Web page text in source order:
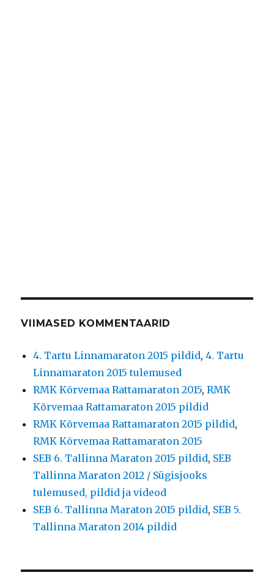
VIIMASED KOMMENTAARID
4. Tartu Linnamaraton 2015 pildid,4. Tartu
Linnamaraton 2015 tulemused
RMK Kõrvemaa Rattamaraton 2015,RMK
Kõrvemaa Rattamaraton 2015 pildid
RMK Kõrvemaa Rattamaraton 2015 pildid,
RMK Kõrvemaa Rattamaraton 2015
SEB 6. Tallinna Maraton 2015 pildid, SEB
Tallinna Maraton 2012 / Sügisjooks
tulemused, pildid ja videod
SEB 6. Tallinna Maraton 2015 pildid, SEB 5.
Tallinna Maraton 2014 pildid